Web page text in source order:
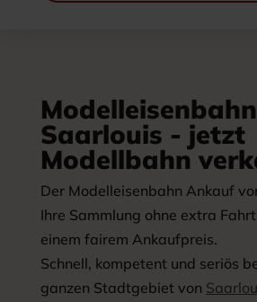
Saarlouis - jetzt
Modellbahn
Der Modelleisenbahn Ankauf
Ihre Sammlung ohne extra
einem fairem Ankaufpreis.
Schnell, kompetent und seriös
ganzen Stadtgebiet von